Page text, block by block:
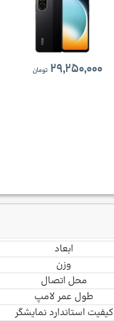
۲۹,۲۵۰,۰۰۰ تومان
ابعاد
وزن
محل اتصال
طول عمر لامپ
کیفیت استاندارد نمایشگر